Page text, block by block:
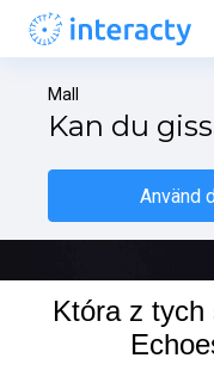
Mall
Kan du
Använd